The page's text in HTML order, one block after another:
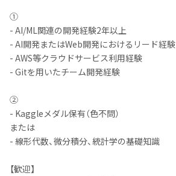
①
- AI/ML関連の開発経験2年以上
- AI開発またはWeb開発におけるリード経験
- AWS等クラウドサービス利用経験
- Gitを用いたチーム開発経験
②
- Kaggleメダル保有（色不問）
または
- 線形代数、微分積分、統計学の基礎知識
【歓迎】